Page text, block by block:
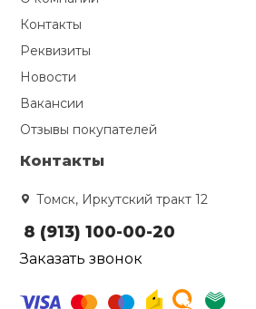
Контакты
Реквизиты
Новости
Вакансии
Отзывы покупателей
Контакты
Томск, Иркутский тракт 12
8 (913) 100-00-20
Заказать звонок